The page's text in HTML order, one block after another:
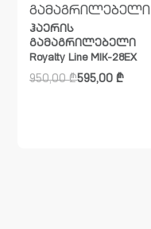
გამაგრილებელი
ჰაერის
გამაგრილებელი
Royalty Line MIK-28EX
950,00₾595,00₾